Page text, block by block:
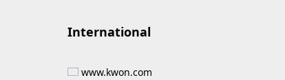
International
www.kwon.com